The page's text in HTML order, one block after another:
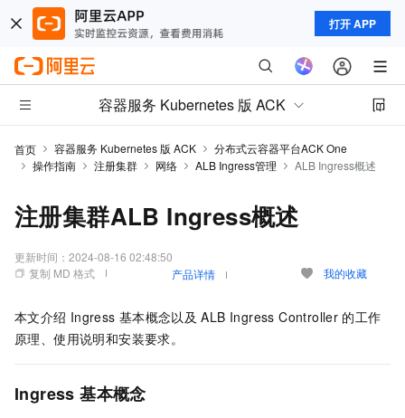
打开 APP
容器服务 Kubernetes 版 ACK
首页 容器服务 Kubernetes 版 ACK
分布式云容器平台ACK One
操作指南
注册集群 网络 ALB Ingress管理 ALB Ingress概述
注册集群ALB Ingress概述
更新时间： 2024-08-16 02:48:50
复制 MD 格式
产品详情 我的收藏
本文介绍 Ingress 基本概念以及 ALB Ingress Controller 的工作
原理、使用说明和安装要求。
Ingress 基本概念